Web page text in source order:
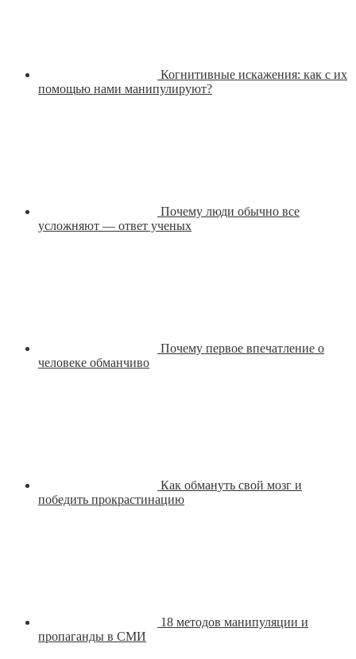
Когнитивные искажения: как с их
помощью нами манипулируют?
Почему люди обычно все
усложняют — ответ ученых
Почему первое впечатление о
человеке обманчиво
Как обмануть свой мозг и
победить прокрастинацию
18 методов манипуляции и
пропаганды в СМИ